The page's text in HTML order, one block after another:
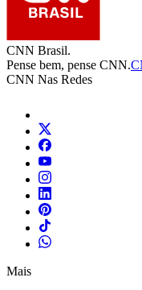
CNN Brasil.
Pense bem, pense CNN.
CNN Nas Redes
Mais